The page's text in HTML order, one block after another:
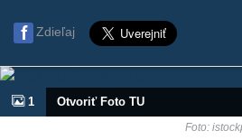
Zdieľaj
1 Otvoriť Foto TU
Foto: